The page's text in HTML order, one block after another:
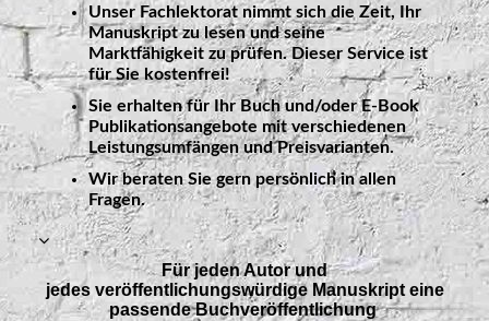
Unser Fachlektorat nimmt sich die Zeit, Ihr
Manuskript zu lesen und seine
Marktfähigkeit zu prüfen. Dieser Service ist
für Siekostenfrei!
Sie erhalten für Ihr Buch und/oder E-Book
Publikationsangebote mit verschiedenen
Leistungsumfängen und Preisvarianten.
Wir beraten Sie gern persönlich in allen
Fragen.
Für jeden Autor und
jedes veröffentlichungswürdige Manuskript eine
passende Buchveröffentlichung